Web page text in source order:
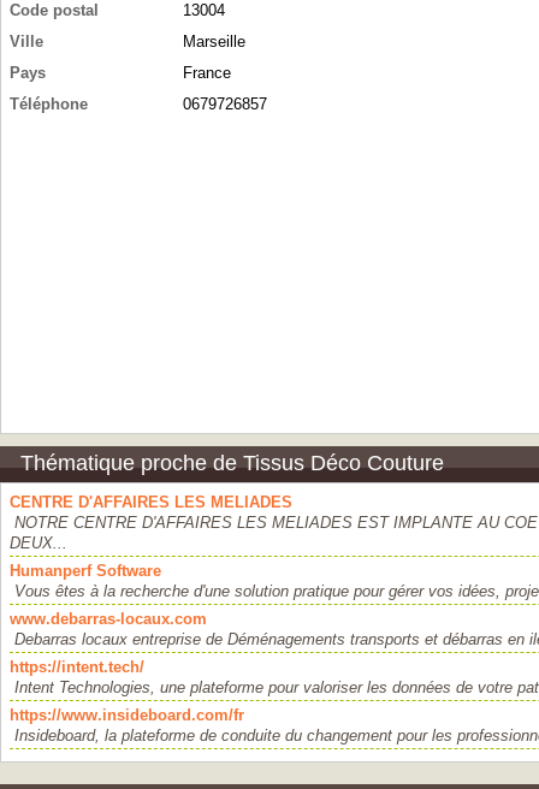
Code postal
13004
Ville
Marseille
Pays
France
Téléphone
0679726857
Thématique proche de Tissus Déco Couture
CENTRE D'AFFAIRES LES MELIADES
NOTRE CENTRE D'AFFAIRES LES MELIADES EST IMPLANTE AU
DEUX...
Humanperf Software
Vous êtes à la recherche d'une solution pratique pour gérer vos idées,
www.debarras-locaux.com
Debarras locaux entreprise de Déménagements transports et débarras en
https://intent.tech/
Intent Technologies, une plateforme pour valoriser les données de votre
https://www.insideboard.com/fr
Insideboard, la plateforme de conduite du changement pour les